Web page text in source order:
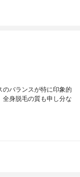
山梨県、 長野県、 岐
県、 三重県、 和歌山
のバランスが特に印象的
身脱毛の質も申し分な